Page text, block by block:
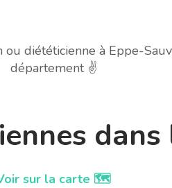
diététicienne à Eppe-
département ✌️
sur la carte 🗺️